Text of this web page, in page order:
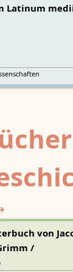
Latinum
von
/